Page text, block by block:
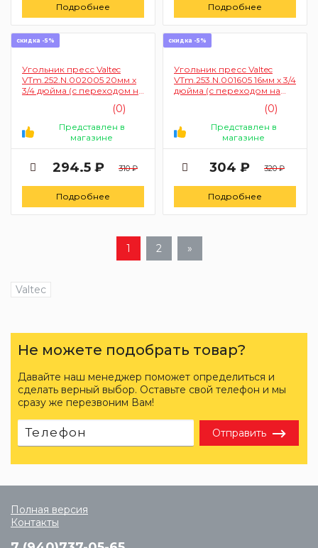
Подробнее Подробнее
скидка -5%
Угольник пресс Valtec
VTm.252.N.002005 20мм х
3/4 дюйма (с переходом на
(0)
Представлен в
магазине
294.5 ₽ 310 ₽
Подробнее
скидка -5%
Угольник пресс Valtec
VTm.253.N.001605 16мм х 3/4
дюйма (с переходом на
(0)
Представлен в
магазине
304 ₽ 320 ₽
Подробнее
1 2 »
Valtec
Не можете подобрать товар?
Давайте наш менеджер поможет определиться и
сделать верный выбор. Оставьте свой телефон и мы
сразу же перезвоним Вам!
Отправить
Полная версия
Контакты